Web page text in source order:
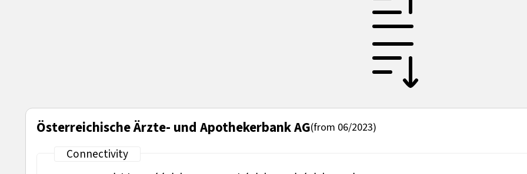
Österreichische Ärzte- und Apothekerbank AG(from 06/2023)